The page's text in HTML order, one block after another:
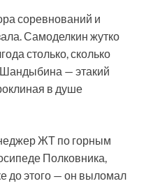
соревнований и
Самоделкин жутко
столько, сколько
— этакий
в душе
ЖТ по горным
Полковника,
до этого — он выломал